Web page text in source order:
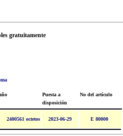
gratuitamente
Puesta a
disposición
No del artículo
2400561 octetos 2023-06-29 E 80000